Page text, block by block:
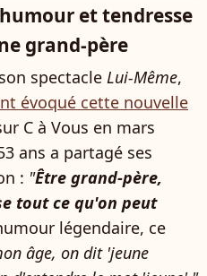
et tendresse
grand-père
spectacle Lui-Même,
évoqué cette nouvelle
C à Vous en mars
ans a partagé ses
: "Être grand-père,
tout ce qu'on peut
légendaire, ce
âge, on dit 'jeune